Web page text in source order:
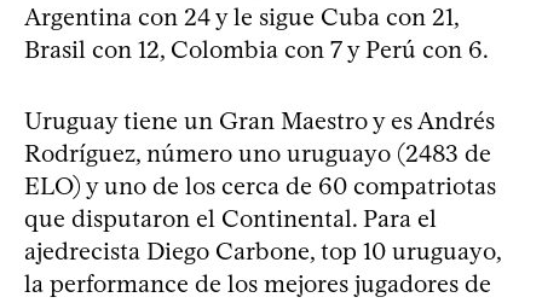
Argentina con 24 y le sigue Cuba con 21,
Brasil con 12, Colombia con 7 y Perú con 6.
Uruguay tiene un Gran Maestro y es Andrés
Rodríguez, número uno uruguayo (2483 de
ELO) y uno de los cerca de 60 compatriotas
que disputaron el Continental. Para el
ajedrecista Diego Carbone, top 10 uruguayo,
la performance de los mejores jugadores de